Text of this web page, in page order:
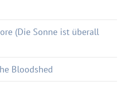
(Die Sonne ist überall
Bloodshed